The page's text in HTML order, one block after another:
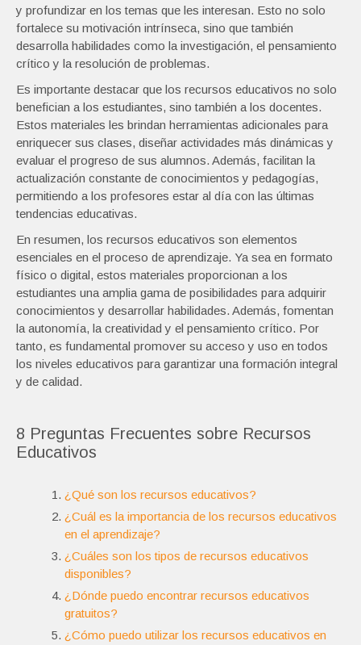
y profundizar en los temas que les interesan. Esto no solo
fortalece su motivación intrínseca, sino que también
desarrolla habilidades como la investigación, el pensamiento
crítico y la resolución de problemas.
Es importante destacar que los recursos educativos no solo
benefician a los estudiantes, sino también a los docentes.
Estos materiales les brindan herramientas adicionales para
enriquecer sus clases, diseñar actividades más dinámicas y
evaluar el progreso de sus alumnos. Además, facilitan la
actualización constante de conocimientos y pedagogías,
permitiendo a los profesores estar al día con las últimas
tendencias educativas.
En resumen, los recursos educativos son elementos
esenciales en el proceso de aprendizaje. Ya sea en formato
físico o digital, estos materiales proporcionan a los
estudiantes una amplia gama de posibilidades para adquirir
conocimientos y desarrollar habilidades. Además, fomentan
la autonomía, la creatividad y el pensamiento crítico. Por
tanto, es fundamental promover su acceso y uso en todos
los niveles educativos para garantizar una formación integral
y de calidad.
8 Preguntas Frecuentes sobre Recursos
Educativos
¿Qué son los recursos educativos?
¿Cuál es la importancia de los recursos educativos
en el aprendizaje?
¿Cuáles son los tipos de recursos educativos
disponibles?
¿Dónde puedo encontrar recursos educativos
gratuitos?
¿Cómo puedo utilizar los recursos educativos en